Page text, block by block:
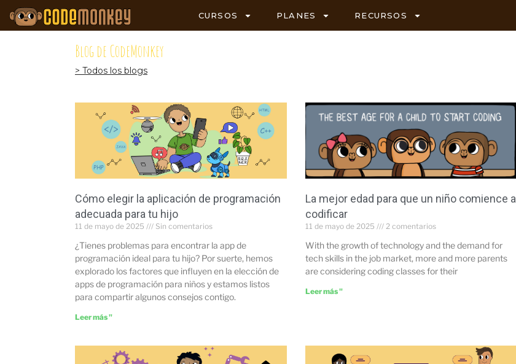
CURSOS PLANES RECURSOS
Blog de CodeMonkey
> Todos los blogs
Cómo elegir la aplicación de programación
adecuada para tu hijo
11 de mayo de 2025 Sin comentarios
¿Tienes problemas para encontrar la app de
programación ideal para tu hijo? Por suerte, hemos
explorado los factores que influyen en la elección de
apps de programación para niños y estamos listos
para compartir algunos consejos contigo.
Leer más "
La mejor edad para que un niño comience a
codificar
11 de mayo de 2025 2 comentarios
With the growth of technology and the demand for
tech skills in the job market, more and more parents
are considering coding classes for their
Leer más "